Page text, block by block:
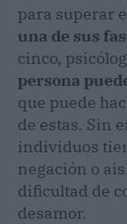
para superar
una de sus
cinco,
persona
que puede
de estas. Sin
individuos
negación o
dificultad de
desamor.